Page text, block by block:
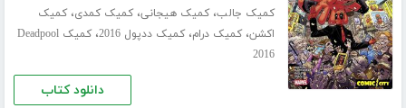
کمیک جالب،کمیک هیجانی،کمیک کمدی،کمیک
اکشن،کمیک درام،کمیک ددپول 2016 ،
کمیک Deadpool
2016
دانلود کتاب